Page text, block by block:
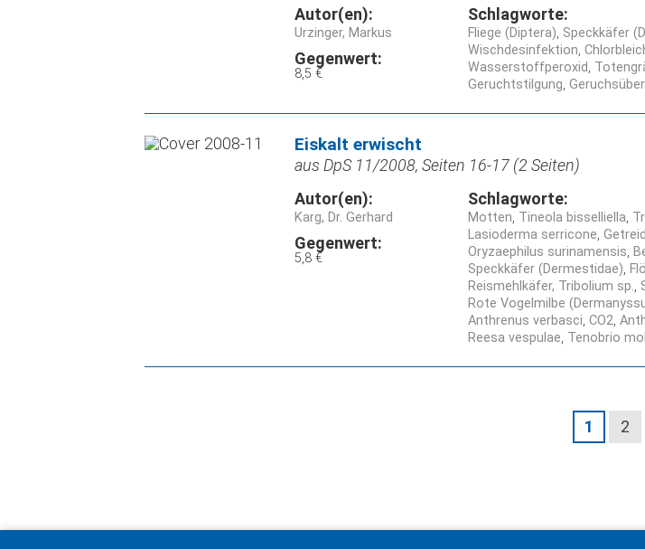
Autor(en):
Urzinger, Markus
Gegenwert:
8,5 €
Schlagworte:
Fliege (Diptera) Speckkäfer
Wischdesinfektion
Wasserstoffperoxid
Geruchtstilgung
Eiskalt erwischt
aus DpS 11/2008, Seiten 16-17 (2 Seiten)
Autor(en):
Karg, Dr. Gerhard
Gegenwert:
5,8 €
Schlagworte:
Motten Tineola bisselliella
Lasioderma serricone
Oryzaephilus surinamensis
Speckkäfer (Dermestidae)
Reismehlkäfer, Tribolium sp.
Rote Vogelmilbe
Anthrenus verbasci CO2
Reesa vespulae Tenobrio
1 2